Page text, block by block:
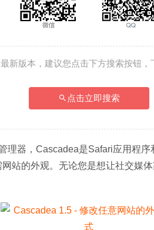
新版本，建议您点击下方搜索按钮，
点击立即搜索
理器，Cascadea是Safari应用程
站的外观。无论您是想让社交媒